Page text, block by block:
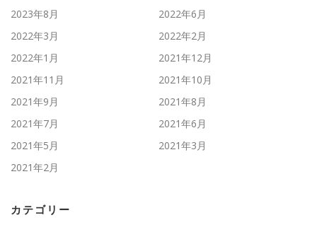
2023年8月
2022年6月
2022年3月
2022年2月
2022年1月
2021年12月
2021年11月
2021年10月
2021年9月
2021年8月
2021年7月
2021年6月
2021年5月
2021年3月
2021年2月
カテゴリー